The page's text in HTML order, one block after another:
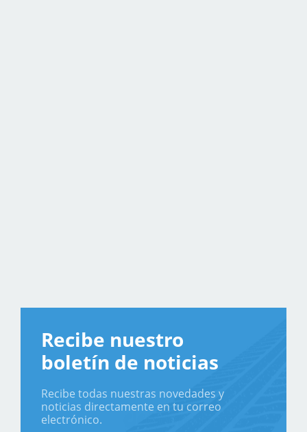
Recibe nuestro
boletín de noticias
Recibe todas nuestras novedades y
noticias directamente en tu correo
electrónico.